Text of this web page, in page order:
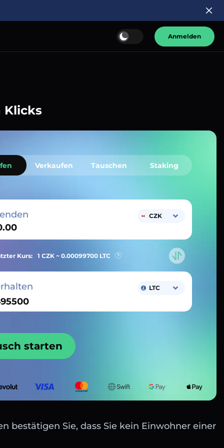
Anmelden
Klicks
Verkaufen Tauschen Staking
CZK
Kurs: 1 CZK ~ 0.00099700 LTC
LTC
starten
bestätigen Sie, dass Sie kein Einwohner einer